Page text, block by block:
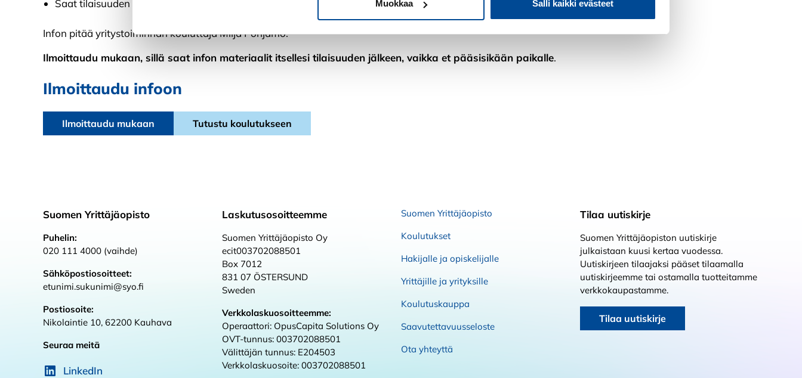
Muokkaa Salli kaikki evästeet
Saat tilaisuuden materiaalit itsellesi infon jälkeen.
Infon pitää yritystoiminnan kouluttaja Milja Pohjamo.
Ilmoittaudu mukaan, sillä saat infon materiaalit itsellesi tilaisuuden jälkeen, vaikka et pääsisikään paikalle.
Ilmoittaudu infoon
Ilmoittaudu mukaan Tutustu koulutukseen
Suomen Yrittäjäopisto
Puhelin:
020 111 4000 (vaihde)
Sähköpostiosoitteet:
etunimi.sukunimi@syo.fi
Postiosoite:
Nikolaintie 10, 62200 Kauhava
Seuraa meitä
LinkedIn
Laskutusosoitteemme
Suomen Yrittäjäopisto Oy
ecit003702088501
Box 7012
831 07 ÖSTERSUND
Sweden
Verkkolaskuosoitteemme:
Operaattori: OpusCapita Solutions Oy
OVT-tunnus: 003702088501
Välittäjän tunnus: E204503
Verkkolaskuosoite: 003702088501
Suomen Yrittäjäopisto
Koulutukset
Hakijalle ja opiskelijalle
Yrittäjille ja yrityksille
Koulutuskauppa
Saavutettavuusseloste
Ota yhteyttä
Tilaa uutiskirje
Suomen Yrittäjäopiston uutiskirje
julkaistaan kuusi kertaa vuodessa.
Uutiskirjeen tilaajaksi pääset tilaamalla
uutiskirjeemme tai ostamalla tuotteitamme
verkkokaupastamme.
Tilaa uutiskirje